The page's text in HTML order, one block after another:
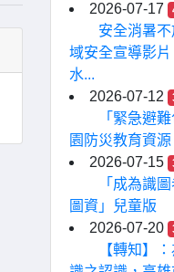
2026-07-17
安全消暑
域安全宣導影
水...
2026-07-12
「緊急避
園防災教育資源
2026-07-15
「成為識
圖資」兒童版
2026-07-20
【轉知】